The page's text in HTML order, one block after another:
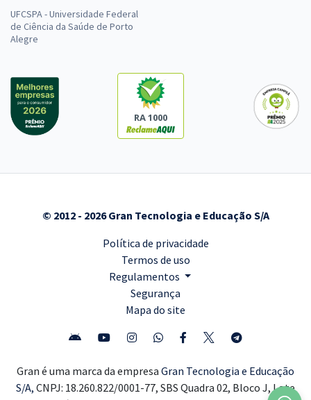
UFCSPA - Universidade Federal
de Ciência da Saúde de Porto
Alegre
RA 1000
© 2012 - 2026 Gran Tecnologia e Educação S/A
Política de privacidade
Termos de uso
Regulamentos
Segurança
Mapa do site
Gran é uma marca da empresa Gran Tecnologia e Educação
S/A, CNPJ: 18.260.822/0001-77, SBS Quadra 02, Bloco J, Lote